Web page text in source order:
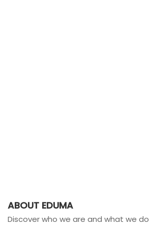
ABOUT EDUMA
Discover who we are and what we do